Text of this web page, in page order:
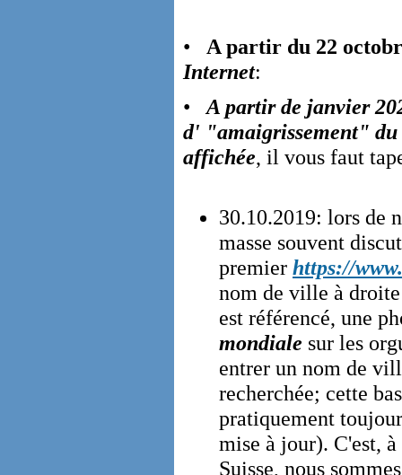
• A partir du 22
Internet:
• A partir de janvier
d' "amaigrissement" du
affichée, il vous faut
30.10.2019: lors de
masse souvent
premier https://
nom de ville à
est référencé, une
mondiale sur les
entrer un nom de
recherchée; cette
pratiquement
mise à jour). C'est,
Suisse, nous